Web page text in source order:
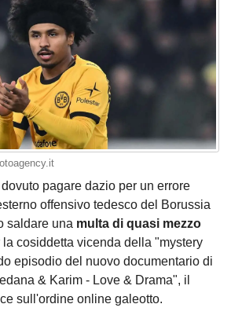
dovuto pagare dazio per un errore
offensivo tedesco del Borussia
saldare una multa di quasi mezzo
la cosiddetta vicenda della "mystery
episodio del nuovo documentario di
& Karim - Love & Drama", il
sull'ordine online galeotto.